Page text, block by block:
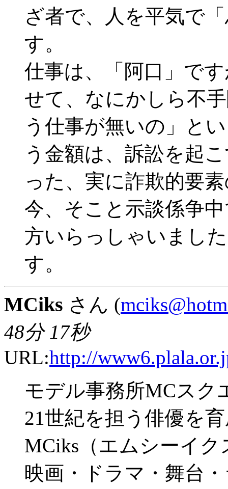
ざ者で、人を平気で
す。
仕事は、「阿口」で
せて、なにかしら不
う仕事が無いの」と
う金額は、訴訟を起
った、実に詐欺的要
今、そこと示談係争
方いらっしゃいまし
す。
MCiks さん (
48分 17秒
URL:http://
モデル事務所MCスク
21世紀を担う俳優を
MCiks（エムシーイ
映画・ドラマ・舞台